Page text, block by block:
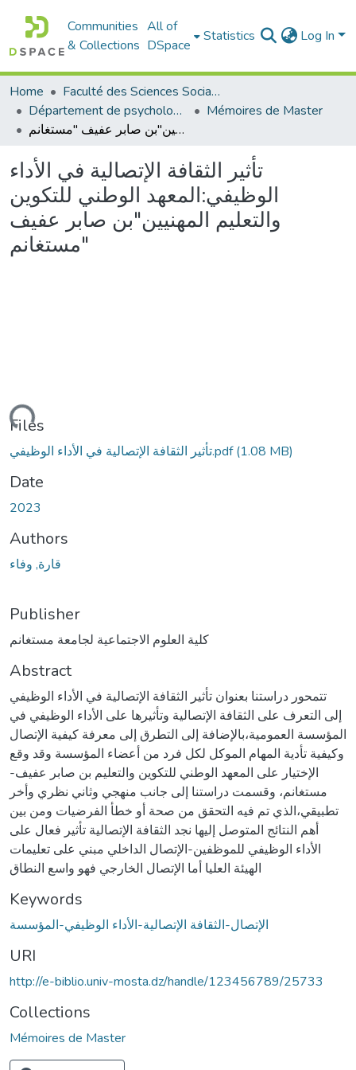
Communities
& Collections
All of
DSpace
Statistics Log In
Home
Faculté des Sciences Sociales
Département de psychologie
Mémoires de Master
تأثير الثقافة الإتصالية في الأداء الوظيفي:المعهد الوطني للتكوين والتعليم المهنيين"بن صابر عفيف "مستغانم
تأثير الثقافة الإتصالية في الأداء
الوظيفي:المعهد الوطني للتكوين
والتعليم المهنيين"بن صابر عفيف
"مستغانم
Files
تأثير الثقافة الإتصالية في الأداء الوظيفي.pdf(1.08 MB)
Date
2023
Authors
قارة, وفاء
Publisher
كلية العلوم الاجتماعية لجامعة مستغانم
Abstract
تتمحور دراستنا بعنوان تأثير الثقافة الإتصالية في الأداء الوظيفي
إلى التعرف على الثقافة الإتصالية وتأثيرها على الأداء الوظيفي في
المؤسسة العمومية،بالإضافة إلى التطرق إلى معرفة كيفية الإتصال
وكيفية تأدية المهام الموكل لكل فرد من أعضاء المؤسسة وقد وقع
الإختيار على المعهد الوطني للتكوين والتعليم بن صابر عفيف-
مستغانم، وقسمت دراستنا إلى جانب منهجي وثاني نظري وأخر
تطبيقي،الذي تم فيه التحقق من صحة أو خطأ الفرضيات ومن بين
أهم النتائج المتوصل إليها نجد الثقافة الإتصالية تأثير فعال على
الأداء الوظيفي للموظفين-الإتصال الداخلي مبني على تعليمات
الهيئة العليا أما الإتصال الخارجي فهو واسع النطاق
Keywords
الإتصال-الثقافة الإتصالية-الأداء الوظيفي-المؤسسة
URI
http://e-biblio.univ-mosta.dz/handle/123456789/25733
Collections
Mémoires de Master